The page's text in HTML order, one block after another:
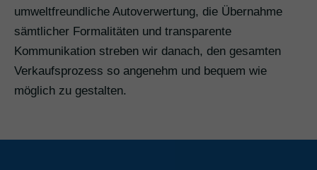
umweltfreundliche Autoverwertung, die Übernahme
sämtlicher Formalitäten und transparente
Kommunikation streben wir danach, den gesamten
Verkaufsprozess so angenehm und bequem wie
möglich zu gestalten.